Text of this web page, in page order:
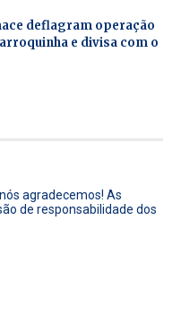
deflagram operação
e divisa com o
agradecemos! As
de responsabilidade dos